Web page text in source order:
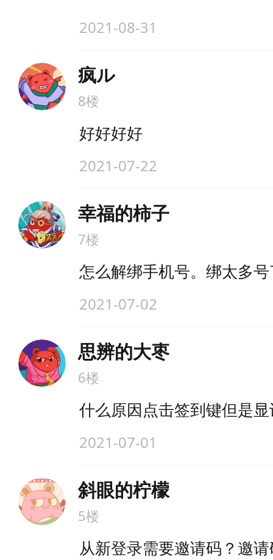
2021-08-31
疯ル
8楼
好好好好
2021-07-22
幸福的柿子
7楼
怎么解绑手机号。绑太多
2021-07-02
思辨的大枣
6楼
什么原因点击签到键但是
2021-07-01
斜眼的柠檬
5楼
从新登录需要邀请码？邀